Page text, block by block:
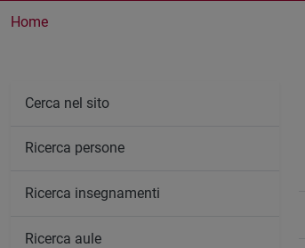
Home
Cerca nel sito
Ricerca persone
Ricerca insegnamenti
Ricerca aule